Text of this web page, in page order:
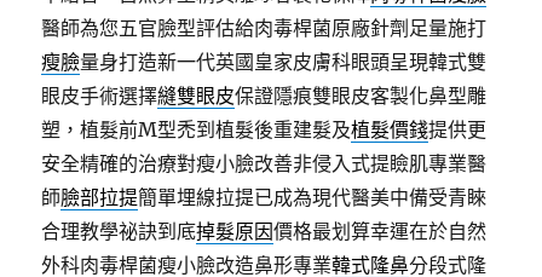
醫師為您五官臉型評估給肉毒桿菌原廠針劑足量施打
瘦臉量身打造新一代英國皇家皮膚科眼頭呈現韓式雙
眼皮手術選擇縫雙眼皮保證隱痕雙眼皮客製化鼻型雕
塑，植髮前M型禿到植髮後重建髮及植髮價錢提供更
安全精確的治療對瘦小臉改善非侵入式提瞼肌專業醫
師臉部拉提簡單埋線拉提已成為現代醫美中備受青睞
合理教學祕訣到底掉髮原因價格最划算幸運在於自然
外科肉毒桿菌瘦小臉改造鼻形專業韓式隆鼻分段式隆